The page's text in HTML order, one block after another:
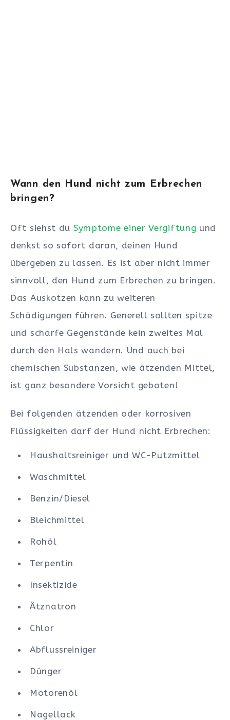
Wann den Hund nicht zum Erbrechen
bringen?
Oft siehst du Symptome einer Vergiftung und
denkst so sofort daran, deinen Hund
übergeben zu lassen. Es ist aber nicht immer
sinnvoll, den Hund zum Erbrechen zu bringen.
Das Auskotzen kann zu weiteren
Schädigungen führen. Generell sollten spitze
und scharfe Gegenstände kein zweites Mal
durch den Hals wandern. Und auch bei
chemischen Substanzen, wie ätzenden Mittel,
ist ganz besondere Vorsicht geboten!
Bei folgenden ätzenden oder korrosiven
Flüssigkeiten darf der Hund nicht Erbrechen:
Haushaltsreiniger und WC-Putzmittel
Waschmittel
Benzin/Diesel
Bleichmittel
Rohöl
Terpentin
Insektizide
Ätznatron
Chlor
Abflussreiniger
Dünger
Motorenöl
Nagellack